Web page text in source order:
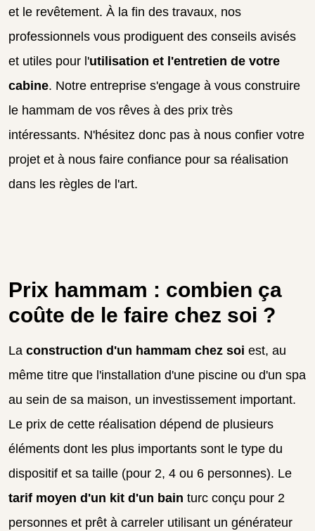
et le revêtement. À la fin des travaux, nos
professionnels vous prodiguent des conseils avisés
et utiles pour l'utilisation et l'entretien de votre
cabine. Notre entreprise s'engage à vous construire
le hammam de vos rêves à des prix très
intéressants. N'hésitez donc pas à nous confier votre
projet et à nous faire confiance pour sa réalisation
dans les règles de l'art.
Prix hammam : combien ça
coûte de le faire chez soi ?
La construction d'un hammam chez soi est, au
même titre que l'installation d'une piscine ou d'un spa
au sein de sa maison, un investissement important.
Le prix de cette réalisation dépend de plusieurs
éléments dont les plus importants sont le type du
dispositif et sa taille (pour 2, 4 ou 6 personnes). Le
tarif moyen d'un kit d'un bain turc conçu pour 2
personnes et prêt à carreler utilisant un générateur